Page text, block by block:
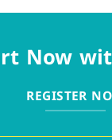
Now
REGISTER